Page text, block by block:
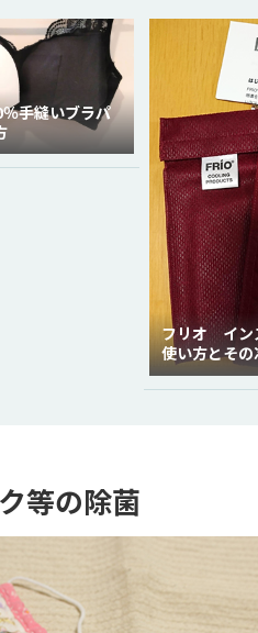
手縫いブラパ
フリオ イン
使い方とそ
等の除菌